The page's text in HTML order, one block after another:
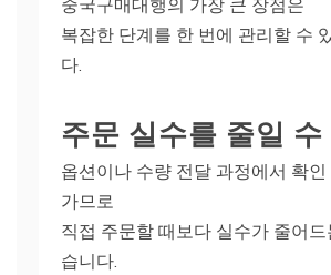
중국구매대행의 가장 큰 장점은
복잡한 단계를 한 번에 관리할 수
다.
주문 실수를 줄일
옵션이나 수량 전달 과정에서 확인
가므로
직접 주문할 때보다 실수가 줄어
습니다.